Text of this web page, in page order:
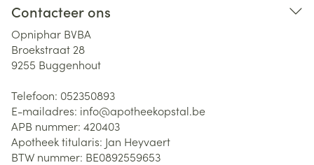
Contacteer ons
Opniphar BVBA
Broekstraat 28
9255 Buggenhout
Telefoon: 052350893
E-mailadres: info@apotheekopstal.be
APB nummer: 420403
Apotheek titularis: Jan Heyvaert
BTW nummer: BE0892559653